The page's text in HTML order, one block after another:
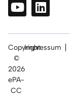
Copyright
©
2026
ePA-
CC
Impressum